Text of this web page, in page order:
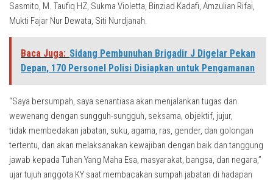
Sasmito, M. Taufiq HZ, Sukma Violetta, Binziad Kadafi, Amzulian Rifai,
Mukti Fajar Nur Dewata, Siti Nurdjanah.
Baca Juga: Sidang Pembunuhan Brigadir J Digelar Pekan
Depan, 170 Personel Polisi Disiapkan untuk Pengamanan
“Saya bersumpah, saya senantiasa akan menjalankan tugas dan
wewenang dengan sungguh-sungguh, seksama, objektif, jujur,
tidak membedakan jabatan, suku, agama, ras, gender, dan golongan
tertentu, dan akan melaksanakan kewajiban dengan baik dan tanggung
jawab kepada Tuhan Yang Maha Esa, masyarakat, bangsa, dan negara,”
ujar tujuh anggota KY saat membacakan sumpah jabatan di hadapan